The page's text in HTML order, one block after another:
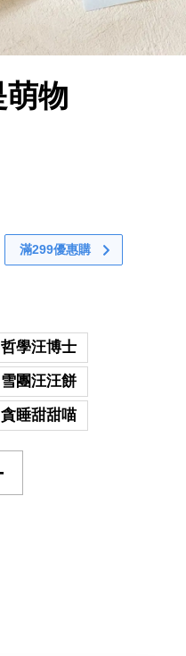
萌物
滿299優惠購
哲學汪博士
雪團汪汪餅
貪睡甜甜喵